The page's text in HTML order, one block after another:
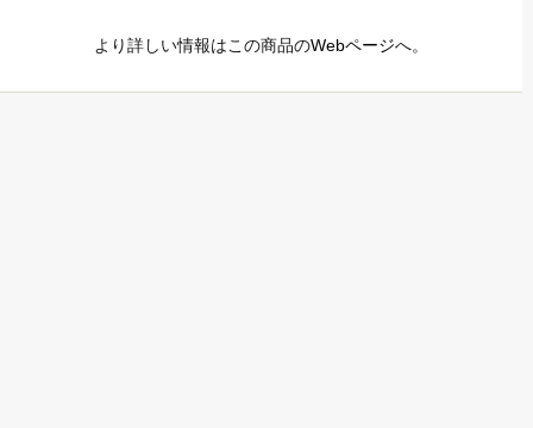
より詳しい情報はこの商品のWebページへ。